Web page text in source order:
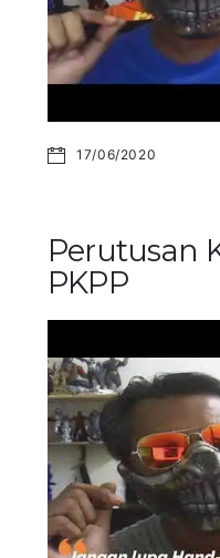
17/06/2020
Perutusan
PKPP